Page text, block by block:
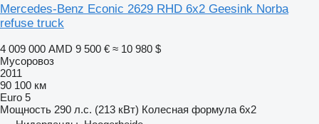
Mercedes-Benz Econic 2629 RHD 6x2 Geesink Norba
refuse truck
4 009 000 AMD 9 500 € ≈ 10 980 $
Мусоровоз
2011
90 100 км
Euro 5
Мощность 290 л.с. (213 кВт) Колесная формула 6x2